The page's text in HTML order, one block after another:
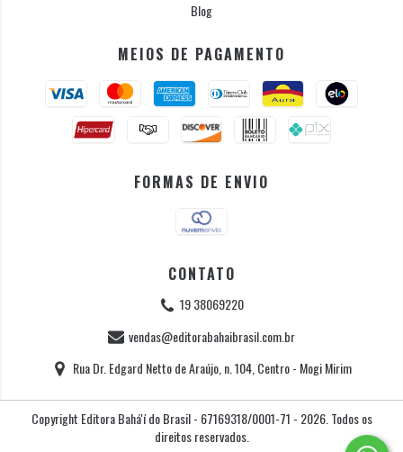
Blog
MEIOS DE PAGAMENTO
FORMAS DE ENVIO
CONTATO
19 38069220
vendas@editorabahaibrasil.com.br
Rua Dr. Edgard Netto de Araújo, n. 104, Centro - Mogi Mirim
Copyright Editora Bahá'í do Brasil - 67169318/0001-71 - 2026. Todos os
direitos reservados.